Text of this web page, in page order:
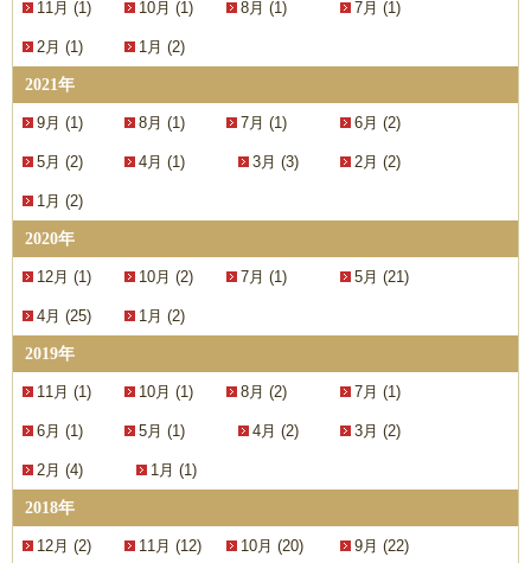
11月 (1) 10月 (1) 8月 (1) 7月 (1)
2月 (1) 1月 (2)
2021年
9月 (1) 8月 (1) 7月 (1) 6月 (2)
5月 (2) 4月 (1) 3月 (3) 2月 (2)
1月 (2)
2020年
12月 (1) 10月 (2) 7月 (1) 5月 (21)
4月 (25) 1月 (2)
2019年
11月 (1) 10月 (1) 8月 (2) 7月 (1)
6月 (1) 5月 (1) 4月 (2) 3月 (2)
2月 (4) 1月 (1)
2018年
12月 (2) 11月 (12) 10月 (20) 9月 (22)